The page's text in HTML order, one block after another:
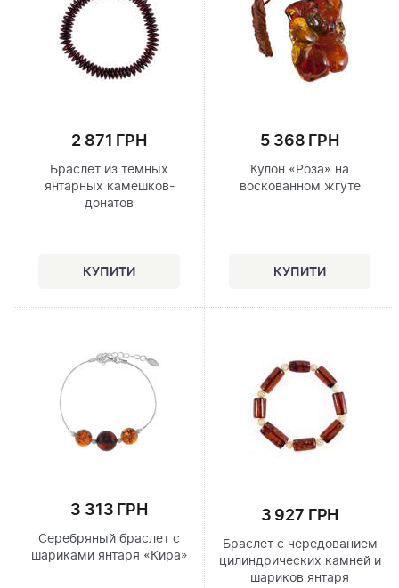
2 871 ГРН
Браслет из темных
янтарных камешков-
донатов
5 368 ГРН
Кулон «Роза» на
воскованном жгуте
3 313 ГРН
Серебряный браслет с
шариками янтаря «Кира»
3 927 ГРН
Браслет с чередованием
цилиндрических камней и
шариков янтаря